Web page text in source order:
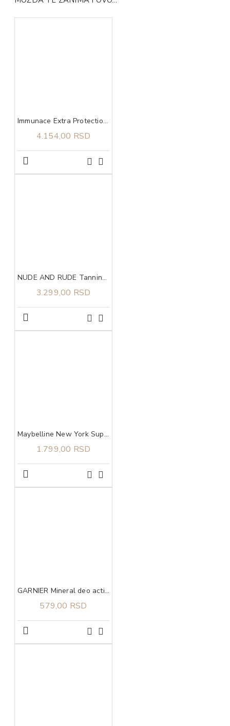
Immunace Extra Protection Vitabiotics 30 tableta
4.154,00 RSD
NUDE AND RUDE Tanning Butter
3.299,00 RSD
Maybelline New York Super Stay Lumi Matte tečni puder 140​
1.799,00 RSD
GARNIER Mineral deo action control thermic 72h sprej 150 ml
579,00 RSD